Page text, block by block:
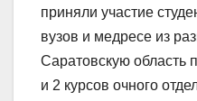
приняли участие
вузов и медресе из
Саратовскую область
и 2 курсов очного